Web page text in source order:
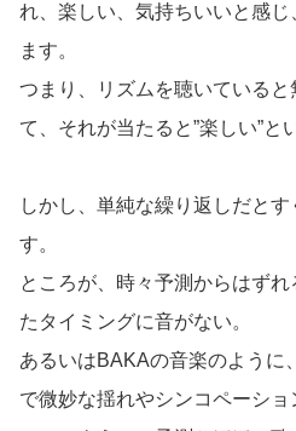
れ、楽しい、気持ちいいと感
ます。
つまり、リズムを聴いている
て、それが当たると”楽しい”と
しかし、単純な繰り返しだと
す。
ところが、時々予測からはず
たタイミングに音がない。
あるいはBAKAの音楽のように
で微妙な揺れやシンコペーショ